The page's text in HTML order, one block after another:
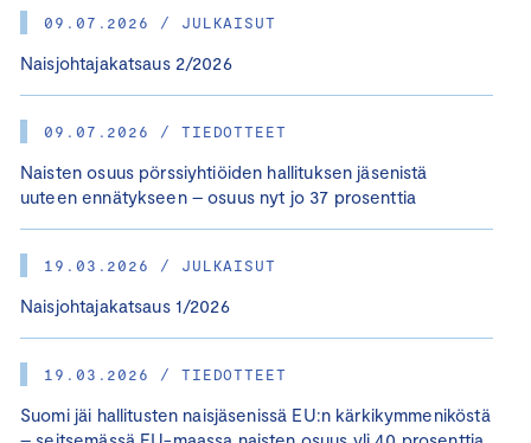
09.07.2026 / JULKAISUT
Naisjohtajakatsaus 2/2026
09.07.2026 / TIEDOTTEET
Naisten osuus pörssiyhtiöiden hallituksen jäsenistä
uuteen ennätykseen – osuus nyt jo 37 prosenttia
19.03.2026 / JULKAISUT
Naisjohtajakatsaus 1/2026
19.03.2026 / TIEDOTTEET
Suomi jäi hallitusten naisjäsenissä EU:n kärkikymmeniköstä